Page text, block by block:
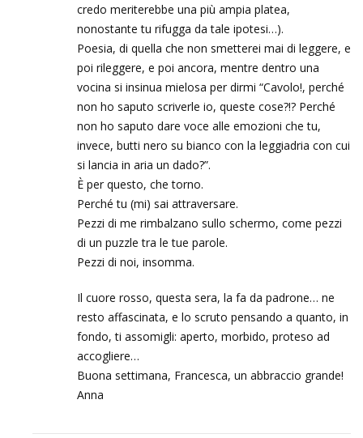
credo meriterebbe una più ampia platea,
nonostante tu rifugga da tale ipotesi…).
Poesia, di quella che non smetterei mai di leggere, e
poi rileggere, e poi ancora, mentre dentro una
vocina si insinua mielosa per dirmi “Cavolo!, perché
non ho saputo scriverle io, queste cose?!? Perché
non ho saputo dare voce alle emozioni che tu,
invece, butti nero su bianco con la leggiadria con cui
si lancia in aria un dado?”.
È per questo, che torno.
Perché tu (mi) sai attraversare.
Pezzi di me rimbalzano sullo schermo, come pezzi
di un puzzle tra le tue parole.
Pezzi di noi, insomma.
Il cuore rosso, questa sera, la fa da padrone… ne
resto affascinata, e lo scruto pensando a quanto, in
fondo, ti assomigli: aperto, morbido, proteso ad
accogliere…
Buona settimana, Francesca, un abbraccio grande!
Anna